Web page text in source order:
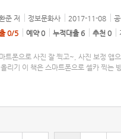
준 저 정보문화사 2017-11-08
0/5
예약 0 누적대출 6 추천 0
트폰으로 사진 잘 찍고~, 사진 보정 앱
리기 이 책은 스마트폰으로 셀카 찍는